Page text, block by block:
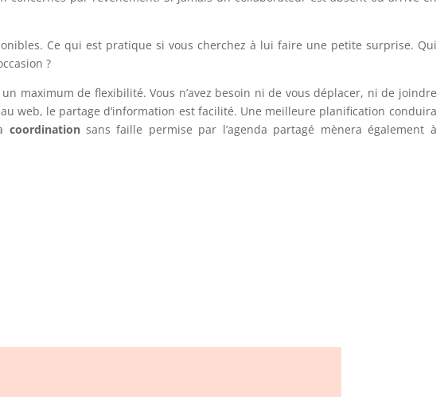
Ce qui est pratique si vous cherchez à lui faire une petite surprise. Qui
?
maximum de flexibilité. Vous n’avez besoin ni de vous déplacer, ni de joindre
web, le partage d’information est facilité. Une meilleure planification conduira
coordinationsans faille permise par l’agenda partagé mènera également à